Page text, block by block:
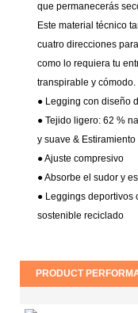
que permanecerás
Este material técnico
cuatro direcciones
como lo requiera tu
transpirable y cómodo.
● Legging con diseño
● Tejido ligero: 62 %
y suave &
● Ajuste compresivo
●Absorbe el sudor y
● Leggings deportivos
sostenible reciclado
PRODUCT